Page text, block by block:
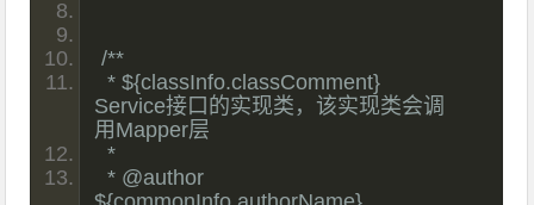
/**
* ${classInfo.classComment}
Service接口的实现类，该实现类会调
用Mapper层
*
* @author